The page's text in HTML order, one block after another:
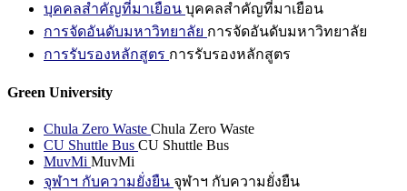
บุคคลสำคัญที่มาเยือน บุคคลสำคัญที่มาเยือน
การจัดอันดับมหาวิทยาลัย การจัดอันดับมหาวิทยาลัย
การรับรองหลักสูตร การรับรองหลักสูตร
Green University
Chula Zero Waste Chula Zero Waste
CU Shuttle Bus CU Shuttle Bus
MuvMi MuvMi
จุฬาฯ กับความยั่งยืน จุฬาฯ กับความยั่งยืน